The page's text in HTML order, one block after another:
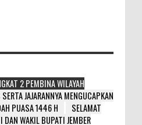
2 PEMBINA WILAYAH
JAJARANNYA MENGUCAPKAN
PUASA 1446 H
SELAMAT
DAN WAKIL BUPATI JEMBER